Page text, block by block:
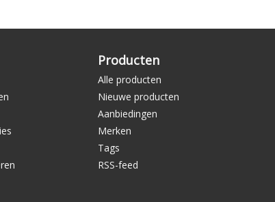
Producten
Alle producten
Nieuwe producten
Aanbiedingen
Merken
Tags
RSS-feed